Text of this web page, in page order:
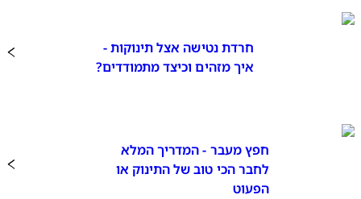
חרדת נטישה אצל תינוקות -
איך מזהים וכיצד מתמודדים?
חפץ מעבר - המדריך המלא
לחבר הכי טוב של התינוק או
הפעוט